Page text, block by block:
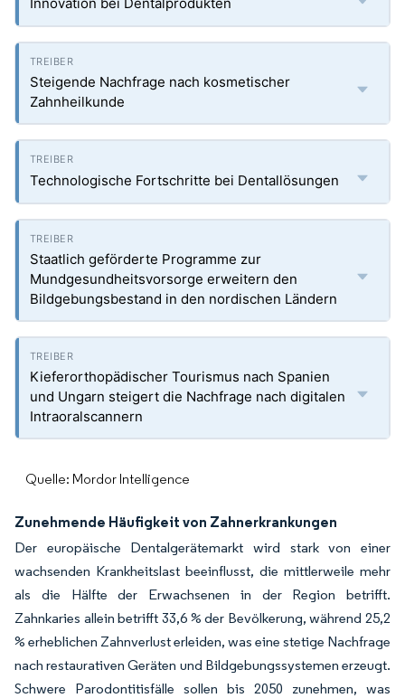
Steigende Nachfrage nach kosmetischer
Zahnheilkunde
Technologische Fortschritte bei Dentallösungen
Staatlich geförderte Programme zur
Mundgesundheitsvorsorge erweitern den
Bildgebungsbestand in den nordischen Ländern
Kieferorthopädischer Tourismus nach Spanien
und Ungarn steigert die Nachfrage nach digitalen
Intraoralscannern
Quelle: Mordor Intelligence
Zunehmende Häufigkeit von Zahnerkrankungen
Der europäische Dentalgerätemarkt wird stark von einer
wachsenden Krankheitslast beeinflusst, die mittlerweile mehr
als die Hälfte der Erwachsenen in der Region betrifft.
Zahnkaries allein betrifft 33,6 % der Bevölkerung, während 25,2
% erheblichen Zahnverlust erleiden, was eine stetige Nachfrage
nach restaurativen Geräten und Bildgebungssystemen erzeugt.
Schwere Parodontitisfälle sollen bis 2050 zunehmen, was